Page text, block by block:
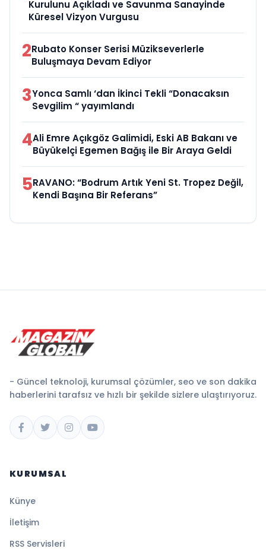
Kurulunu Açıkladı ve Savunma Sanayinde
Küresel Vizyon Vurgusu
2Rubato Konser Serisi Müzikseverlerle
Buluşmaya Devam Ediyor
3Yonca Samlı ‘dan İkinci Tekli “Donacaksın
Sevgilim “ yayımlandı
4Ali Emre Açıkgöz Galimidi, Eski AB Bakanı ve
Büyükelçi Egemen Bağış ile Bir Araya Geldi
5RAVANO: “Bodrum Artık Yeni St. Tropez Değil,
Kendi Başına Bir Referans”
- Güncel teknoloji, kurumsal çözümler, seo ve son dakika
haberlerini tarafsız ve hızlı bir şekilde sizlere ulaştırıyoruz.
KURUMSAL
Künye
İletişim
RSS Servisleri